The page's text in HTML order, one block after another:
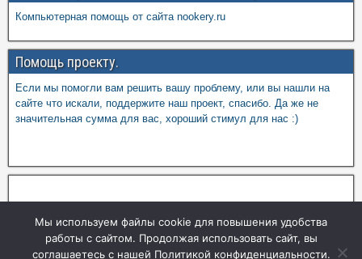
Компьютерная помощь от сайта nookery.ru
Помощь проекту.
Если мы помогли вам решить вашу проблему, или вы нашли на
сайте что искали, поддержите наш проект, спасибо. Да же не
значительная сумма для вас, хороший стимул для нас :)
Мы используем файлы cookie для повышения удобства
работы с сайтом. Продолжая использовать сайт, вы
соглашаетесь с нашей Политикой конфиденциальности.